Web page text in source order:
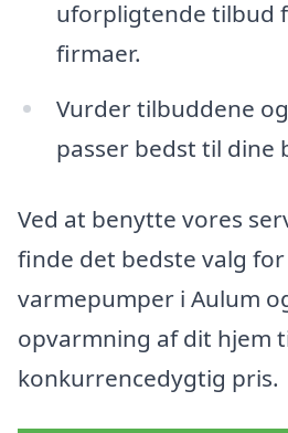
uforpligtende tilbud
firmaer.
Vurder tilbuddene
passer bedst til dine
Ved at benytte vores
finde det bedste valg
varmepumper i Aulum
opvarmning af dit hjem
konkurrencedygtig pris.